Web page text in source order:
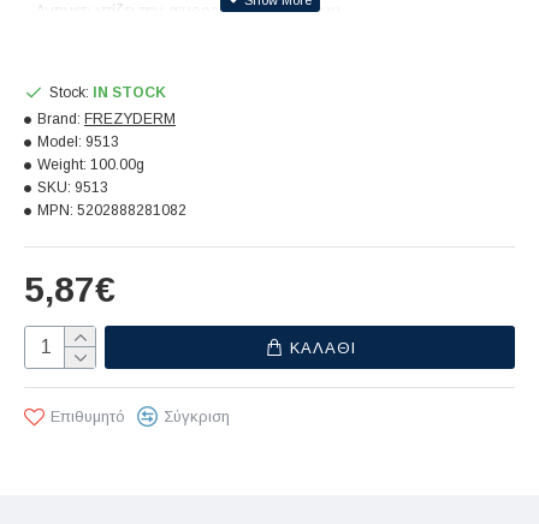
- Αντιμετωπίζει την αιμορραγία των ούλων
5,87€
Stock:
IN STOCK
Brand: FREZYDERM
Model: 9513
Weight: 100.00g
SKU: 9513
MPN: 5202888281082
ΚΑΛΆΘΙ
Επιθυμητό Σύγκριση